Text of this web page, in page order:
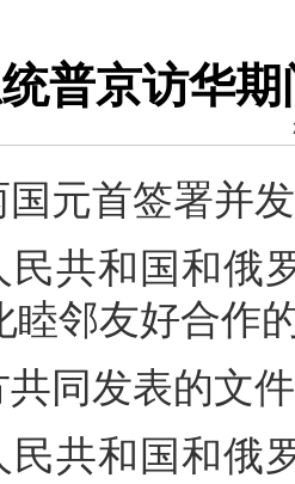
普京访华
元首签署并
民共和国和
睦邻友好合作
同发表的文件
民共和国和